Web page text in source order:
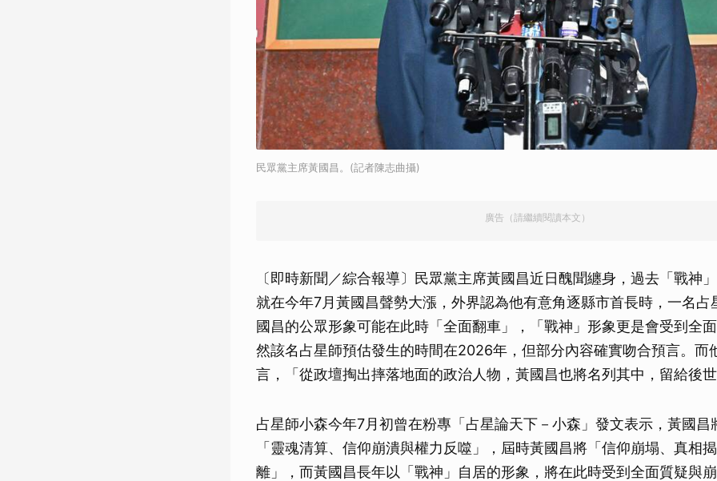
民眾黨主席黃國昌。(記者陳志曲攝)
廣告（請繼續閱讀本文）
〔即時新聞／綜合報導〕民眾黨主席黃國昌近日醜聞纏身，過去「戰神
就在今年7月黃國昌聲勢大漲，外界認為他有意角逐縣市首長時，一名占
國昌的公眾形象可能在此時「全面翻車」，「戰神」形象更是會受到全
然該名占星師預估發生的時間在2026年，但部分內容確實吻合預言。而
言，「從政壇掏出摔落地面的政治人物，黃國昌也將名列其中，留給後
占星師小森今年7月初曾在粉專「占星論天下－小森」發文表示，黃國
「靈魂清算、信仰崩潰與權力反噬」，屆時黃國昌將「信仰崩塌、真相
離」，而黃國昌長年以「戰神」自居的形象，將在此時受到全面質疑與